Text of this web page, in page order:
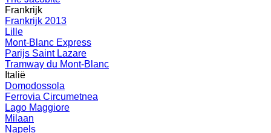
Frankrijk
Frankrijk 2013
Lille
Mont-Blanc Express
Parijs Saint Lazare
Tramway du Mont-Blanc
Italië
Domodossola
Ferrovia Circumetnea
Lago Maggiore
Milaan
Napels